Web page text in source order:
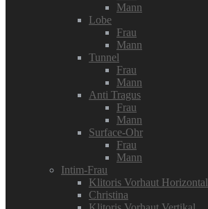
Mann
Lobe
Frau
Mann
Tunnel
Frau
Mann
Anti Tragus
Frau
Mann
Surface-Ohr
Frau
Mann
Intim-Frau
Klitoris Vorhaut Horizontal
Christina